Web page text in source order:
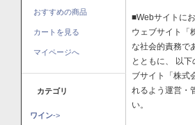
おすすめの商品
カートを見る
マイページへ
カテゴリ
ワイン->
■Webサイトに
ウェブサイト「
な社会的責務で
とともに、 以
ブサイト「株式
れるよう運営・
い。